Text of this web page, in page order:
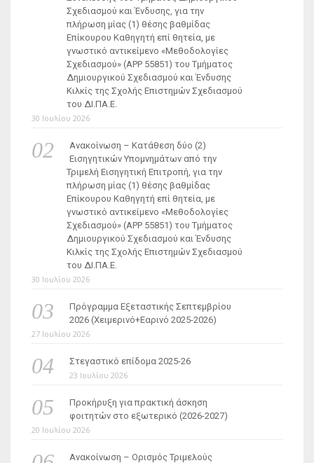
Σχεδιασμού και Ένδυσης, για την
πλήρωση μίας (1) θέσης βαθμίδας
Επίκουρου Καθηγητή επί θητεία, με
γνωστικό αντικείμενο «Μεθοδολογίες
Σχεδιασμού» (ΑΡΡ 55851) του Τμήματος
Δημιουργικού Σχεδιασμού και Ένδυσης
Κιλκίς της Σχολής Επιστημών Σχεδιασμού
του ΔΙ.ΠΑ.Ε.
30 Ιουλίου 2026
Ανακοίνωση – Κατάθεση δύο (2)
Εισηγητικών Υπομνημάτων από την
Τριμελή Εισηγητική Επιτροπή, για την
πλήρωση μίας (1) θέσης βαθμίδας
Επίκουρου Καθηγητή επί θητεία, με
γνωστικό αντικείμενο «Μεθοδολογίες
Σχεδιασμού» (ΑΡΡ 55851) του Τμήματος
Δημιουργικού Σχεδιασμού και Ένδυσης
Κιλκίς της Σχολής Επιστημών Σχεδιασμού
του ΔΙ.ΠΑ.Ε.
30 Ιουλίου 2026
Πρόγραμμα Εξεταστικής Σεπτεμβρίου
2026 (Χειμερινό+Εαρινό 2025-2026)
27 Ιουλίου 2026
Στεγαστικό επίδομα 2025-26
23 Ιουλίου 2026
Προκήρυξη για πρακτική άσκηση
φοιτητών στο εξωτερικό (2026-2027)
20 Ιουλίου 2026
Ανακοίνωση – Ορισμός Τριμελούς